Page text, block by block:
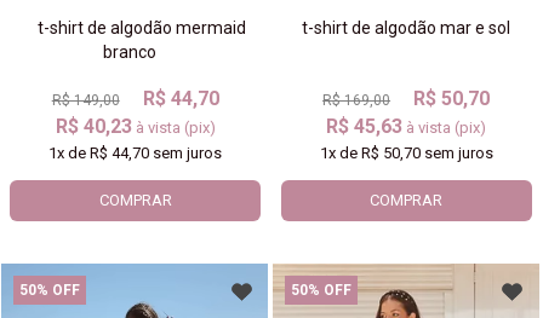
t-shirt de algodão mermaid
branco
R$ 149,00
R$ 44,70
R$ 40,23 à vista (pix)
1x deR$ 44,70 sem juros
COMPRAR
t-shirt de algodão mar e sol
R$ 169,00
R$ 50,70
R$ 45,63 à vista (pix)
1xde R$ 50,70sem juros
COMPRAR
50% OFF 50% OFF